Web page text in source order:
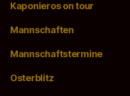
Kaponieros on tour
Mannschaften
Mannschaftstermine
Osterblitz